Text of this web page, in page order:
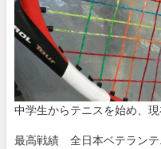
中学生からテニスを始め、
最高戦績 全日本ベテランテ